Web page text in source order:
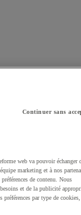
Continuer sans
web va pouvoir échanger
marketing et à nos
de contenu. Nous
et de la publicité
par type de cookies,